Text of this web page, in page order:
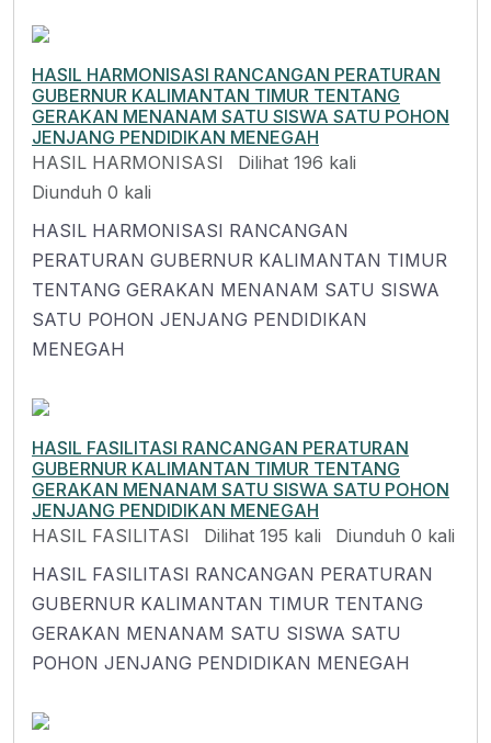
HASIL HARMONISASI RANCANGAN PERATURAN
GUBERNUR KALIMANTAN TIMUR TENTANG
GERAKAN MENANAM SATU SISWA SATU POHON
JENJANG PENDIDIKAN MENEGAH
HASIL HARMONISASI
Dilihat 196 kali
Diunduh 0 kali
HASIL HARMONISASI RANCANGAN
PERATURAN GUBERNUR KALIMANTAN TIMUR
TENTANG GERAKAN MENANAM SATU SISWA
SATU POHON JENJANG PENDIDIKAN
MENEGAH
HASIL FASILITASI RANCANGAN PERATURAN
GUBERNUR KALIMANTAN TIMUR TENTANG
GERAKAN MENANAM SATU SISWA SATU POHON
JENJANG PENDIDIKAN MENEGAH
HASIL FASILITASI
Dilihat 195 kali
Diunduh 0 kali
HASIL FASILITASI RANCANGAN PERATURAN
GUBERNUR KALIMANTAN TIMUR TENTANG
GERAKAN MENANAM SATU SISWA SATU
POHON JENJANG PENDIDIKAN MENEGAH